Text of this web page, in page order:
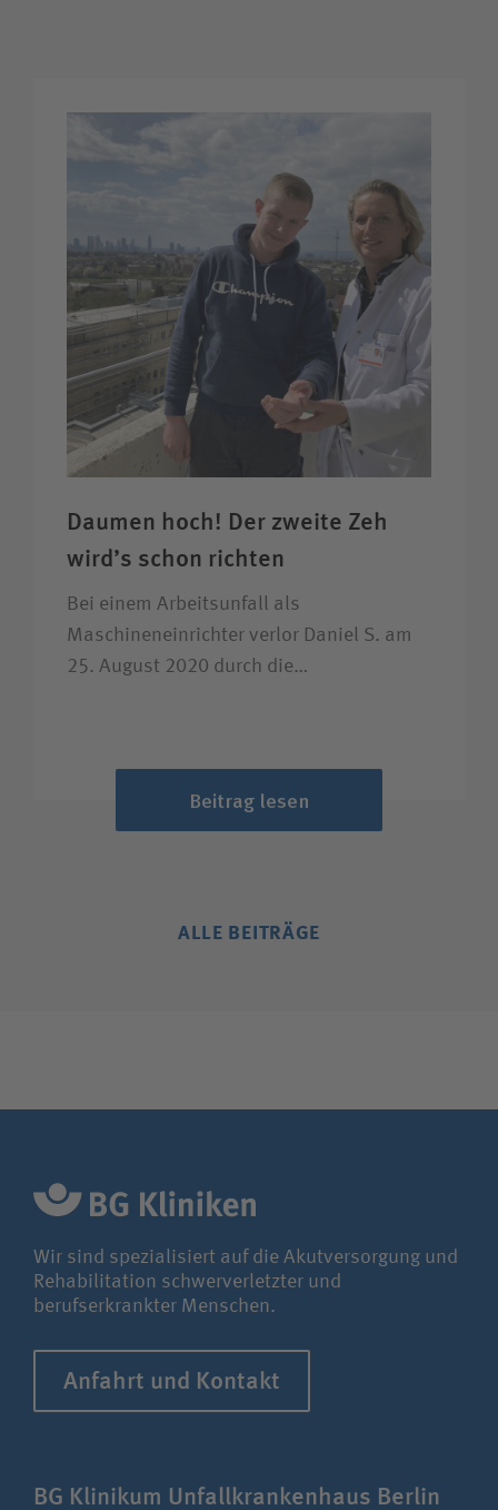
Daumen hoch! Der zweite Zeh
wird’s schon richten
Bei einem Arbeitsunfall als
Maschineneinrichter verlor Daniel S. am
25. August 2020 durch die…
Beitrag lesen
ALLE BEITRÄGE
Wir sind spezialisiert auf die Akutversorgung und
Rehabilitation schwerverletzter und
berufserkrankter Menschen.
Anfahrt und Kontakt
BG Klinikum Unfall­kranken­haus Berlin